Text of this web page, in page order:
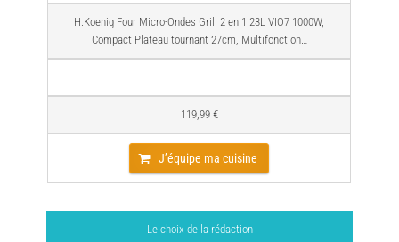
H.Koenig Four Micro-Ondes Grill 2 en 1 23L VIO7 1000W,
Compact Plateau tournant 27cm, Multifonction…
–
119,99 €
J’équipe ma cuisine
Le choix de la rédaction